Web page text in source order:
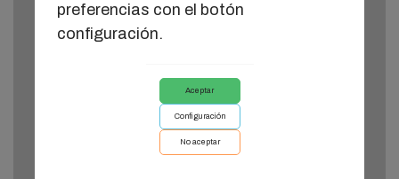
preferencias con el botón
configuración.
Aceptar
Configuración
No aceptar